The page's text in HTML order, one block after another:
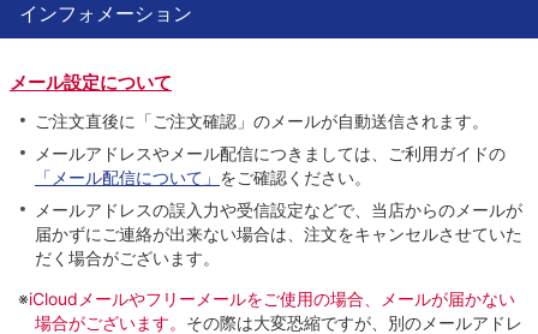
インフォメーション
メール設定について
ご注文直後に「ご注文確認」のメールが自動送信されます。
メールアドレスやメール配信につきましては、ご利用ガイドの
「メール配信について」 をご確認ください。
メールアドレスの誤入力や受信設定などで、当店からのメールが
届かずにご連絡が出来ない場合は、注文をキャンセルさせていた
だく場合がございます。
※iCloudメールやフリーメールをご使用の場合、メールが届かない
場合がございます。 その際は大変恐縮ですが、別のメールアドレ